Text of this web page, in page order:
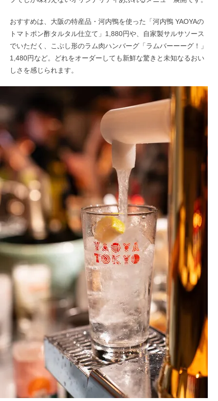
おすすめは、大阪の特産品・河内鴨を使った「河内鴨 YAOYAの
トマトポン酢タルタル仕立て」1,880円や、自家製サルサソース
でいただく、こぶし形のラム肉ハンバーグ「ラムバーーーグ！」
1,480円など。どれをオーダーしても新鮮な驚きと未知なるおい
しさを感じられます。